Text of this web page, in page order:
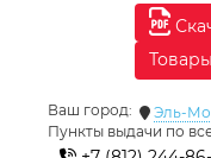
Ваш город:
Эль-
Пункты выдачи по